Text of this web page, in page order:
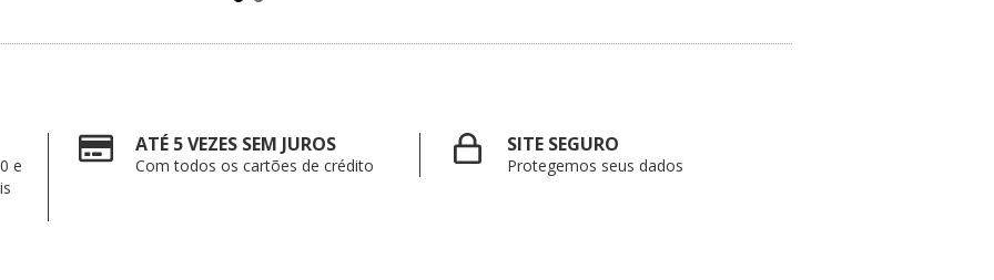
e
ATÉ 5 VEZES SEM JUROS
Com todos os cartões de crédito
SITE SEGURO
Protegemos seus dados